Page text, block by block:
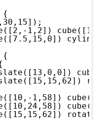
{
1,2])
{
1,58])